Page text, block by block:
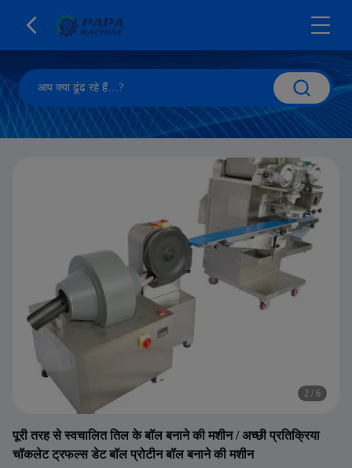
2 / 6
पूरी तरह से स्वचालित तिल के बॉल बनाने की मशीन / अच्छी प्रतिक्रिया
चॉकलेट ट्रफल्स डेट बॉल प्रोटीन बॉल बनाने की मशीन